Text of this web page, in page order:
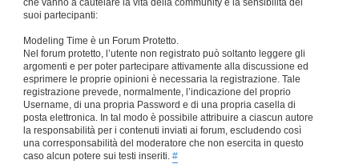
che vanno a cautelare la vita della community e la sensibilità dei
suoi partecipanti:
Modeling Time è un Forum Protetto.
Nel forum protetto, l’utente non registrato può soltanto leggere gli
argomenti e per poter partecipare attivamente alla discussione ed
esprimere le proprie opinioni è necessaria la registrazione. Tale
registrazione prevede, normalmente, l’indicazione del proprio
Username, di una propria Password e di una propria casella di
posta elettronica. In tal modo è possibile attribuire a ciascun autore
la responsabilità per i contenuti inviati ai forum, escludendo così
una corresponsabilità del moderatore che non esercita in questo
caso alcun potere sui testi inseriti. #